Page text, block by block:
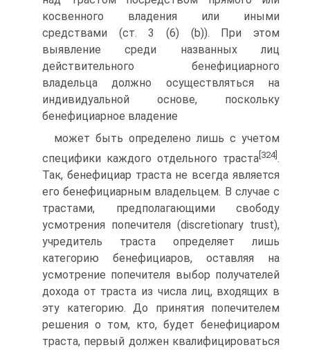
косвенного владения или иными
средствами (ст. 3 (6) (b)). При этом
выявление среди названных лиц
действительного бенефициарного
владельца должно осуществляться на
индивидуальной основе, поскольку
бенефициарное владение
может быть определено лишь с учетом
специфики каждого отдельного траста[324].
Так, бенефициар траста не всегда является
его бенефициарным владельцем. В случае с
трастами, предполагающими свободу
усмотрения попечителя (discretionary trust),
учредитель траста определяет лишь
категорию бенефициаров, оставляя на
усмотрение попечителя выбор получателей
дохода от траста из числа лиц, входящих в
эту категорию. До принятия попечителем
решения о том, кто, будет бенефициаром
траста, первый должен квалифицироваться